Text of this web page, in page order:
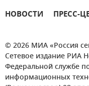
НОВОСТИ ПРЕСС-
© 2026 МИА «Россия
Сетевое издание РИА
Федеральной службе
информационных